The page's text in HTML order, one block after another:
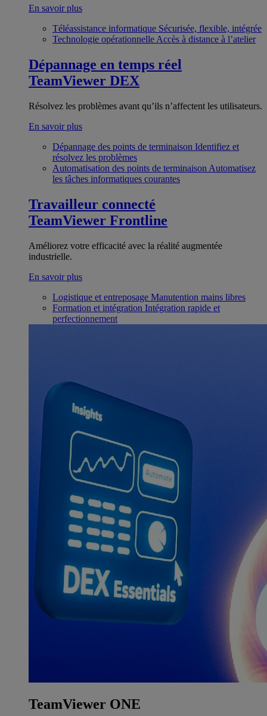
En savoir plus
Téléassistance informatique Sécurisée, flexible, intégrée
Technologie opérationnelle Accès à distance à l’atelier
Dépannage en temps réel
TeamViewer DEX
Résolvez les problèmes avant qu’ils n’affectent les utilisateurs.
En savoir plus
Dépannage des points de terminaison Identifiez et
résolvez les problèmes
Automatisation des points de terminaison Automatisez
les tâches informatiques courantes
Travailleur connecté
TeamViewer Frontline
Améliorez votre efficacité avec la réalité augmentée
industrielle.
En savoir plus
Logistique et entreposage Manutention mains libres
Formation et intégration Intégration rapide et
perfectionnement
TeamViewer ONE